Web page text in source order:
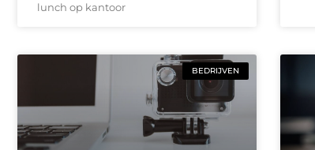
lunch op kantoor
BEDRIJVEN